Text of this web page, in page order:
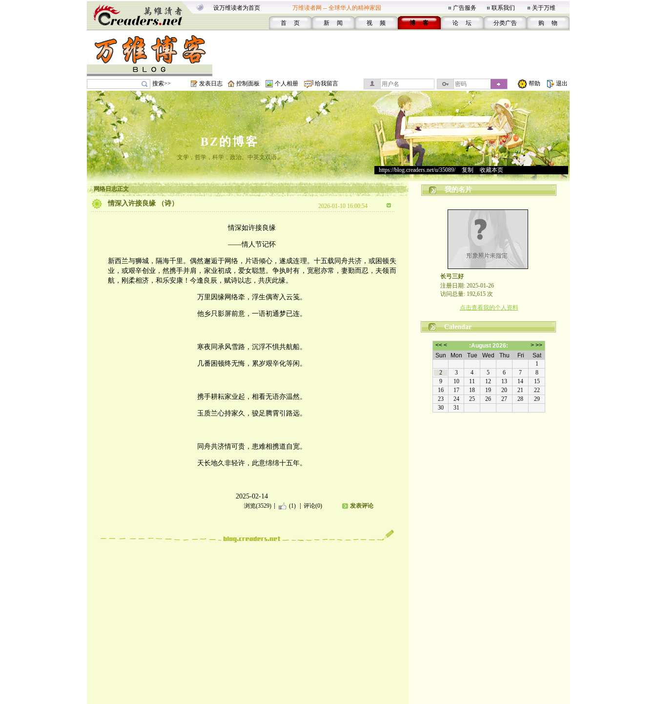
设万维读者为首页 万维读者网 -- 全球华人的精神家园 广告服务 联系我们 关于万维
首 页 新 闻 视 频 博 客 论 坛 分类广告 购 物
搜索>> 发表日志 控制面板 个人相册 给我留言 帮助 退出
BZ的博客
文学，哲学，科学，政治。中英文双语。
https://blog.creaders.net/u/35089/> 复制 收藏本页
网络日志正文
情深入许接良缘 （诗） 2026-01-10 16:00:54
情深如许接良缘
——情人节记怀
新西兰与狮城，隔海千里。偶然邂逅于网络，片语倾心，遂成连理。十五载同舟共济，或困顿失
业，或艰辛创业，然携手并肩，家业初成，爱女聪慧。争执时有，宽慰亦常，妻勤而忍，夫领而
航，刚柔相济，和乐安康！今逢良辰，赋诗以志，共庆此缘。
万里因缘网络牵，浮生偶寄入云笺。
他乡只影屏前意，一语初通梦已连。
寒夜同承风雪路，沉浮不惧共航船。
几番困顿终无悔，累岁艰辛化等闲。
携手耕耘家业起，相看无语亦温然。
玉质兰心持家久，骏足腾霄引路远。
同舟共济情可贵，患难相携道自宽。
天长地久非轻许，此意绵绵十五年。
2025-02-14
浏览(3529) (1) 评论(0) 发表评论
我的名片
长弓三好
注册日期: 2025-01-26
访问总量: 192,615 次
点击查看我的个人资料
Calendar